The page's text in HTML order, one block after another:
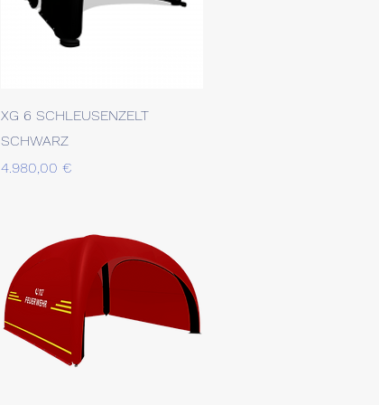
Schnellansicht
XG 6 SCHLEUSENZELT
SCHWARZ
Preis
4.980,00 €